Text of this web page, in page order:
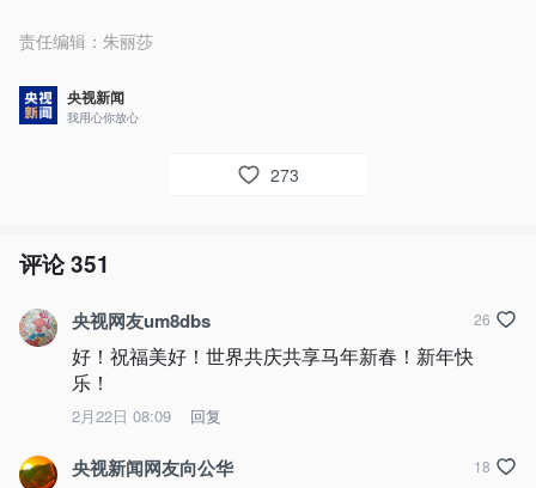
责任编辑： 朱丽莎
央视新闻
我用心你放心
273
评论351
央视网友um8dbs
好！祝福美好！世界共庆共享马年新春！新年快
乐！
2月22日 08:09 回复
26
央视新闻网友向公华 18